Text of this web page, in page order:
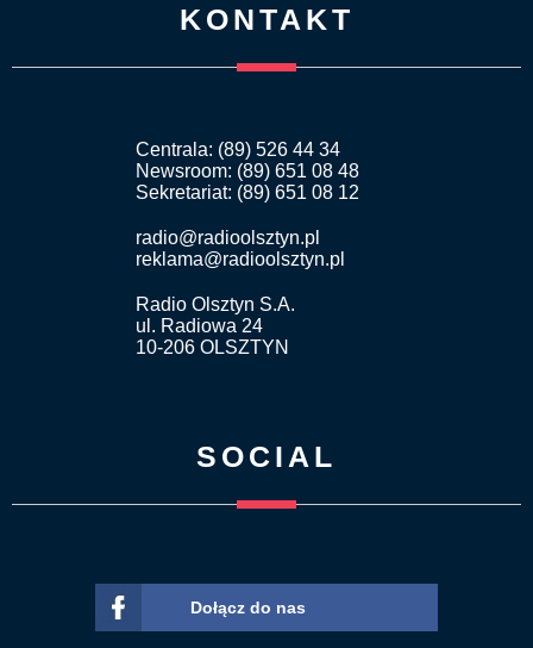
KONTAKT
Centrala: (89) 526 44 34
Newsroom: (89) 651 08 48
Sekretariat: (89) 651 08 12
radio@radioolsztyn.pl
reklama@radioolsztyn.pl
Radio Olsztyn S.A.
ul. Radiowa 24
10-206 OLSZTYN
SOCIAL
Dołącz do nas